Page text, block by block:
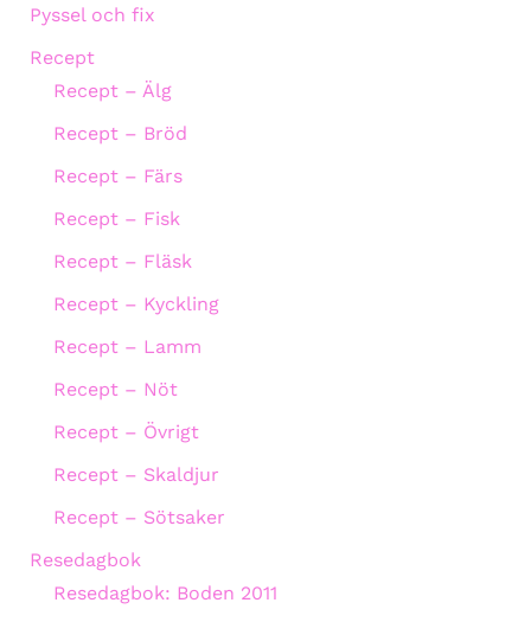
Pyssel och fix
Recept
Recept – Älg
Recept – Bröd
Recept – Färs
Recept – Fisk
Recept – Fläsk
Recept – Kyckling
Recept – Lamm
Recept – Nöt
Recept – Övrigt
Recept – Skaldjur
Recept – Sötsaker
Resedagbok
Resedagbok: Boden 2011